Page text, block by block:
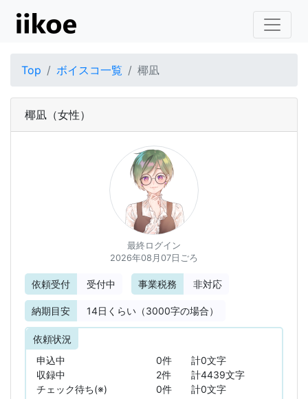
Top ボイスコ一覧 椰凪
椰凪 （女性）
最終ログイン
2026年08月07日ごろ
依頼受付 受付中 事業税務 非対応
納期目安 14日くらい（3000字の場合）
依頼状況
申込中
0件
計0文字
収録中
2件
計4439文字
チェック待ち(※)
0件 計0文字